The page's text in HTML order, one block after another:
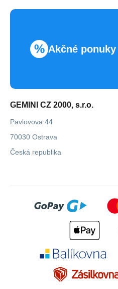
% Akčné
GEMINI CZ 2000, s.r.o.
Pavlovova 44
70030 Ostrava
Česká republika